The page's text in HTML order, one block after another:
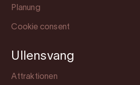
Planung
Cookie consent
Ullensvang
Attraktionen